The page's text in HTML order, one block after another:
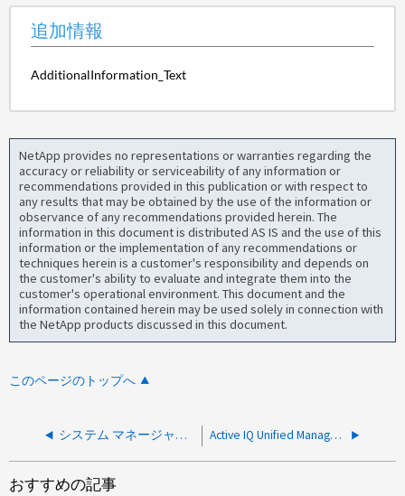
追加情報
AdditionalInformation_Text
NetApp provides no representations or warranties regarding the
accuracy or reliability or serviceability of any information or
recommendations provided in this publication or with respect to
any results that may be obtained by the use of the information or
observance of any recommendations provided herein. The
information in this document is distributed AS IS and the use of this
information or the implementation of any recommendations or
techniques herein is a customer's responsibility and depends on
the customer's ability to evaluate and integrate them into the
customer's operational environment. This document and the
information contained herein may be used solely in connection with
the NetApp products discussed in this document.
このページのトップへ
システム マネージャーのダッシュボードのパフォーマンス グラフを表示するために使用される API は何ですか? Active IQ Unified Manager の HTTP ステータスコードとは何ですか？
おすすめの記事